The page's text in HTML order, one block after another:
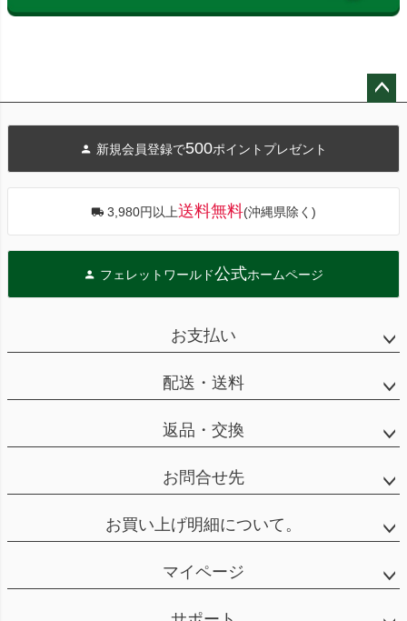
へ
新規会員登録で500ポイントプレゼント
3,980円以上送料無料(沖縄県除く)
フェレットワールド公式ホームページ
お支払い
配送・送料
返品・交換
お問合せ先
お買い上げ明細について。
マイページ